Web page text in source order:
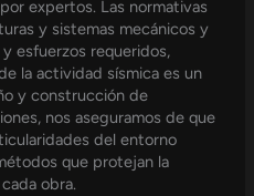
expertos. Las normativas
y sistemas mecánicos y
esfuerzos requeridos,
la actividad sísmica es un
y construcción de
nos aseguramos de que
del entorno
que protejan la
obra.